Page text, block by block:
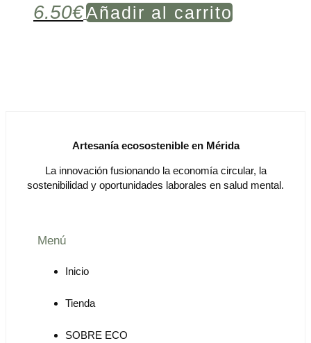
6.50€Añadir al carrito
Artesanía ecosostenible en Mérida
La innovación fusionando la economía circular, la
sostenibilidad y oportunidades laborales en salud mental.
Menú
Inicio
Tienda
SOBRE ECO